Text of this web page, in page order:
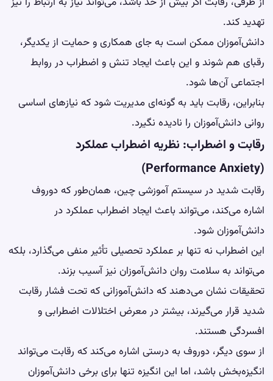
تهدید کند.
دانش‌آموزان ممکن است به جای همکاری و حمایت از یکدیگر،
رقبای هم شوند و این باعث ایجاد تنش و اضطراب در روابط
اجتماعی آن‌ها شود.
بنابراین، رقابت باید به گونه‌ای مدیریت شود که نیازهای اساسی
روانی دانش‌آموزان را نادیده نگیرد.
رقابت و اضطراب: نظریه اضطراب عملکرد
(Performance Anxiety)
رقابت شدید در سیستم آموزشی چین، همان‌طور که دوروف
اشاره می‌کند، می‌تواند باعث ایجاد اضطراب عملکرد در
دانش‌آموزان شود.
این اضطراب نه تنها بر عملکرد تحصیلی تأثیر منفی می‌گذارد، بلکه
می‌تواند به سلامت روان دانش‌آموزان نیز آسیب بزند.
تحقیقات نشان می‌دهند که دانش‌آموزانی که تحت فشار رقابت
شدید قرار می‌گیرند، بیشتر در معرض اختلالات اضطرابی و
افسردگی هستند.
از سوی دیگر، دوروف به درستی اشاره می‌کند که رقابت می‌تواند
انگیزه‌بخش باشد، اما این انگیزه تنها برای برخی دانش‌آموزان